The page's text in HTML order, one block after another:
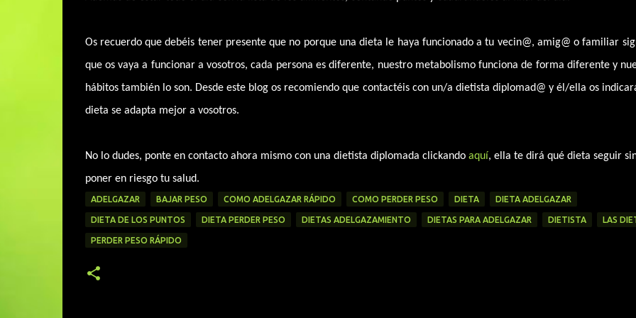
Os recuerdo que debéis tener presente que no porque una dieta le haya funcionado a tu vecin@, amig@ o familiar
que os vaya a funcionar a vosotros, cada persona es diferente, nuestro metabolismo funciona de forma diferente y
hábitos también lo son. Desde este blog os recomiendo que contactéis con un/a dietista diplomad@ y él/ella os
dieta se adapta mejor a vosotros.
No lo dudes, ponte en contacto ahora mismo con una dietista diplomada clickando aquí, ella te dirá qué dieta seguir
poner en riesgo tu salud.
ADELGAZAR BAJAR PESO COMO ADELGAZAR RÁPIDO COMO PERDER PESO DIETA DIETA ADELGAZAR
DIETA DE LOS PUNTOS DIETA PERDER PESO DIETAS ADELGAZAMIENTO DIETAS PARA ADELGAZAR DIETISTA LAS
PERDER PESO RÁPIDO